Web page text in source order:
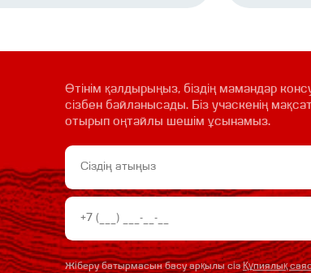
Өтінім қалдырыңыз, біздің мамандар
сізбен байланысады. Біз учаскенің
отырып оңтайлы шешім ұсынамыз.
Жіберу батырмасын басу арқылы сізҚұпиялық